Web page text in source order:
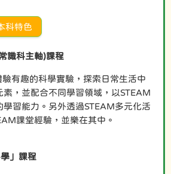
科特色
識科主軸)課程
有趣的科學實驗，探索日常生活中
素，並配合不同學習領域，以STEAM
學習能力。另外透過STEAM多元化活
課堂經驗，並樂在其中。
」課程